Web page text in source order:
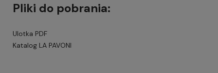
Pliki do pobrania:
Ulotka PDF
Katalog LA PAVONI